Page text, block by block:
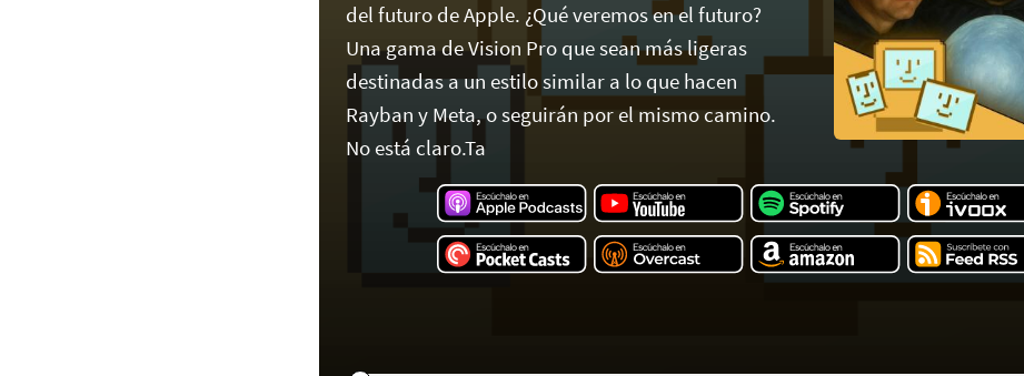
del futuro de Apple. ¿Qué veremos en el futuro?
Una gama de Vision Pro que sean más ligeras
destinadas a un estilo similar a lo que hacen
Rayban y Meta, o seguirán por el mismo camino.
No está claro.Ta